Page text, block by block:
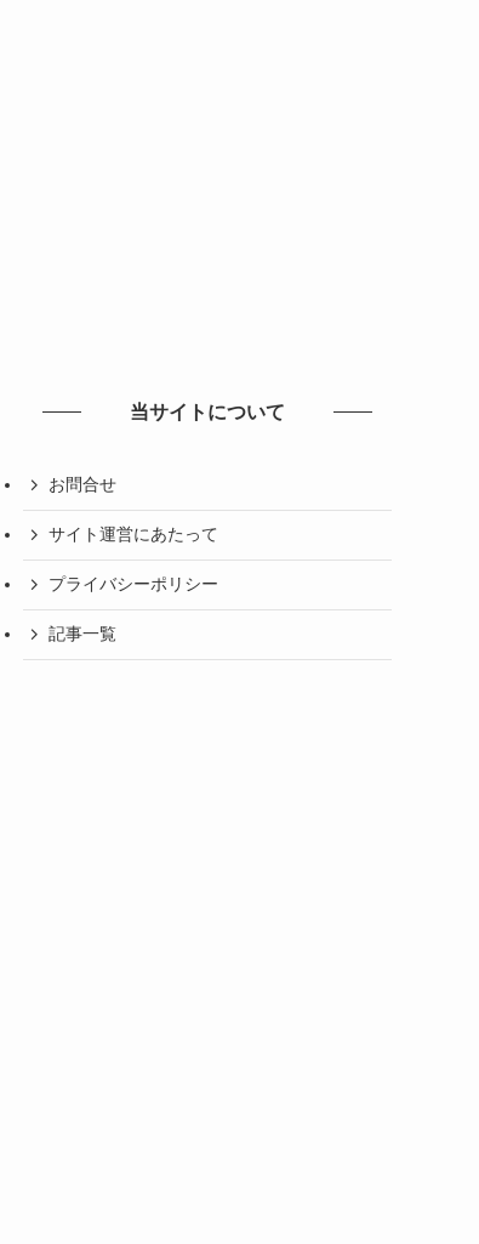
当サイトについて
お問合せ
サイト運営にあたって
プライバシーポリシー
記事一覧